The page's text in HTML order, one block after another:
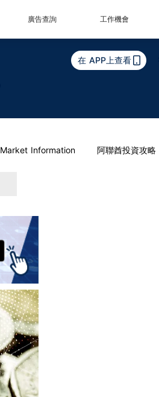
廣告查詢 工作機會
在 APP上查看
Market Information 阿聯酋投資攻略